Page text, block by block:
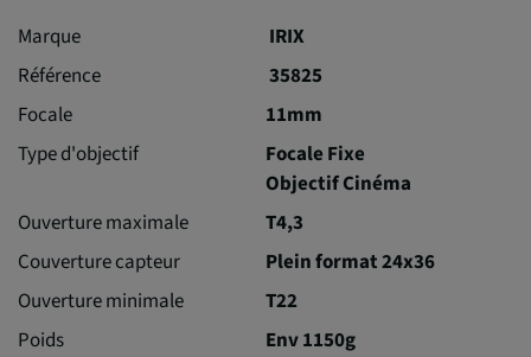
Marque
IRIX
Référence
35825
Focale
11mm
Type d'objectif
Focale Fixe
Objectif Cinéma
Ouverture maximale
T4,3
Couverture capteur
Plein format 24x36
Ouverture minimale
T22
Poids
Env 1150g